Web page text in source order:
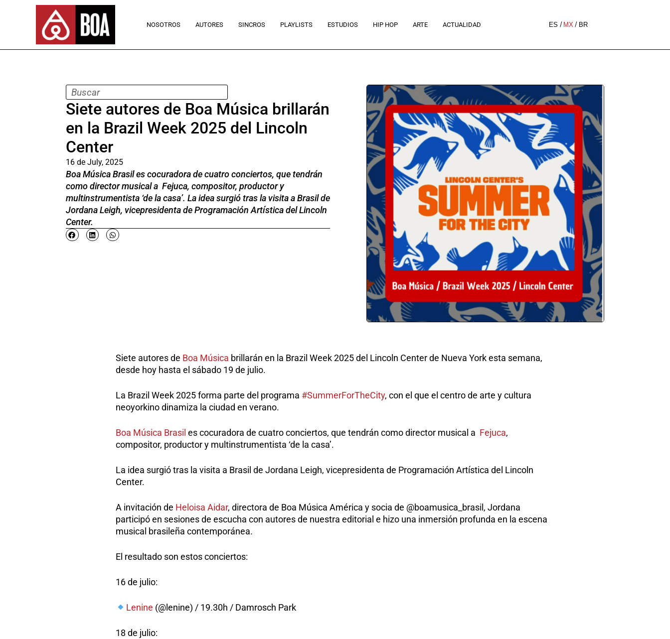
NOSOTROS AUTORES SINCROS PLAYLISTS ESTUDIOS HIP HOP ARTE ACTUALIDAD ES MX BR
Siete autores de Boa Música brillarán
en la Brazil Week 2025 del Lincoln
Center
16 de July, 2025
Boa Música Brasil es cocuradora de cuatro conciertos, que tendrán
como director musical a Fejuca, compositor, productor y
multinstrumentista ‘de la casa’. La idea surgió tras la visita a Brasil de
Jordana Leigh, vicepresidenta de Programación Artística del Lincoln
Center.
Siete autores de Boa Música brillarán en la Brazil Week 2025 del Lincoln Center de Nueva York esta semana,
desde hoy hasta el sábado 19 de julio.
La Brazil Week 2025 forma parte del programa #SummerForTheCity, con el que el centro de arte y cultura
neoyorkino dinamiza la ciudad en verano.
Boa Música Brasil es cocuradora de cuatro conciertos, que tendrán como director musical a Fejuca,
compositor, productor y multinstrumentista ‘de la casa’.
La idea surgió tras la visita a Brasil de Jordana Leigh, vicepresidenta de Programación Artística del Lincoln
Center.
A invitación de Heloisa Aidar, directora de Boa Música América y socia de @boamusica_brasil, Jordana
participó en sesiones de escucha con autores de nuestra editorial e hizo una inmersión profunda en la escena
musical brasileña contemporánea.
El resultado son estos conciertos:
16 de julio:
Lenine (@lenine) / 19.30h / Damrosch Park
18 de julio: